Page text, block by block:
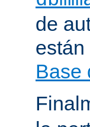
de
Base